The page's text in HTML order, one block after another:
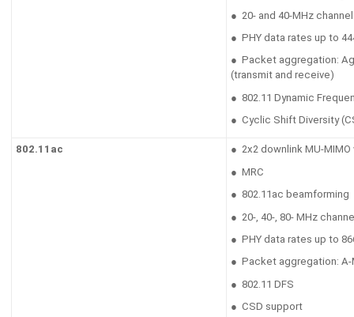
● 20- and 40-MHz
● PHY data rates up to
● Packet aggregation:
(transmit and receive)
● 802.11 Dynamic
● Cyclic Shift Diversity
802.11ac
● 2x2 downlink MU-
● MRC
● 802.11ac beamforming
● 20-, 40-, 80- MHz
● PHY data rates up to
● Packet aggregation: A-
● 802.11 DFS
● CSD support